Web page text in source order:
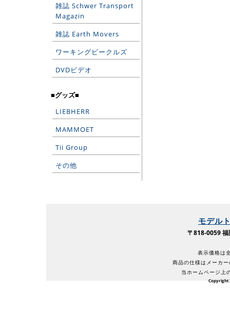
雑誌 Schwer Transport
Magazin
雑誌 Earth Movers
ワーキングビークルズ
DVDビデオ
■グッズ■
LIEBHERR
MAMMOET
Tii Group
その他
モデル
〒818-0059
表示価格は
商品の仕様はメーカ
当ホームページ上
Copyright